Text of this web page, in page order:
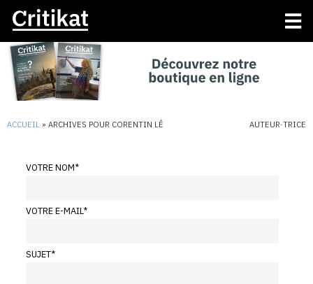
ACCUEIL » ARCHIVES POUR CORENTIN LÊ AUTEUR·TRICE
VOTRE NOM*
VOTRE E-MAIL*
SUJET*